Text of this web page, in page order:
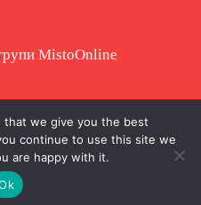
MistoOnline
матеріалу
з гіперпосиланням.
that we give you the best
continue to use this site we
are happy with it.